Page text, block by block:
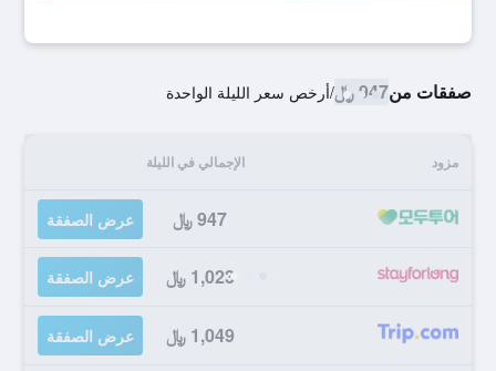
صفقات من947 ﷼ /أرخص سعر الليلة الواحدة
مزود الإجمالي في الليلة
947 ﷼ عرض الصفقة
1,023 ﷼ عرض الصفقة
1,049 ﷼ عرض الصفقة